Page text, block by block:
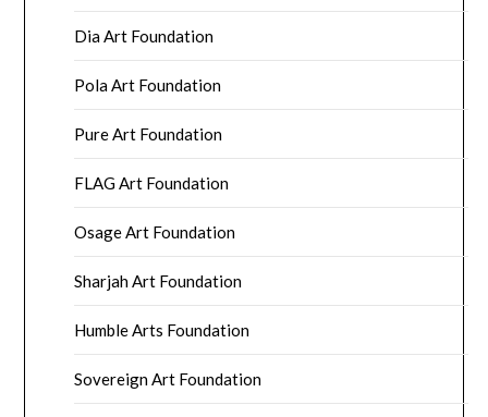
Dia Art Foundation
Pola Art Foundation
Pure Art Foundation
FLAG Art Foundation
Osage Art Foundation
Sharjah Art Foundation
Humble Arts Foundation
Sovereign Art Foundation